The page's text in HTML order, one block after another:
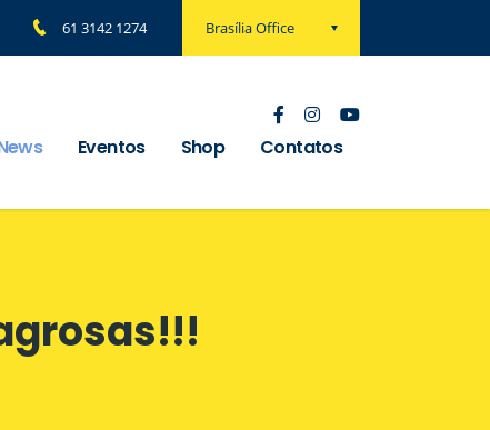
Brasília Office
61 3142 1274
Eventos Shop Contatos